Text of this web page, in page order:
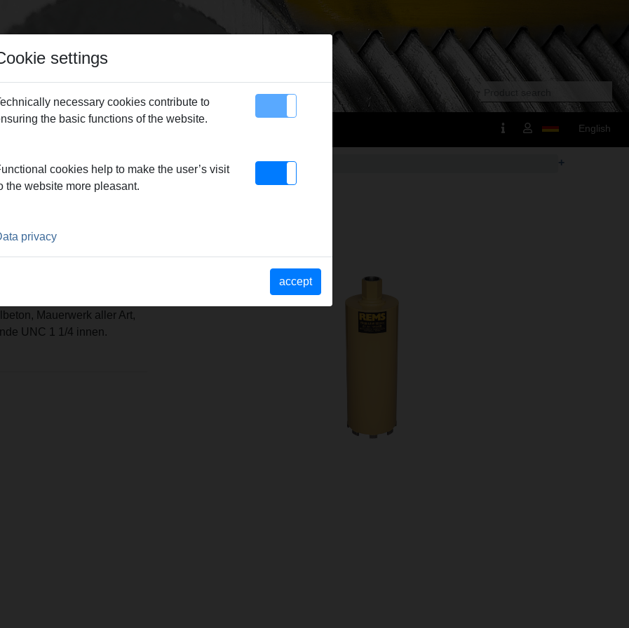
Contact English
Picus DP > REMS TDKB LS +
LS. Lasergeschweißt,
mit Kernbohrmaschinen
oder mit
Mauerwerk aller Art,
UNC 1 1/4 innen.
settings
necessary cookies contribute to
the basic functions of the website.
cookies help to make the user’s visit
the website more pleasant.
privacy
accept